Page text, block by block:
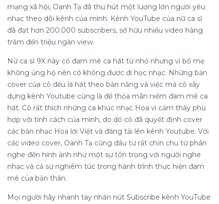
mạng xã hội, Oanh Tạ đã thu hút một lượng lớn người yêu
nhạc theo dõi kênh của mình. Kênh YouTube của nữ ca sĩ
đã đạt hơn 200.000 subscribers, sở hữu nhiều video hàng
trăm đến triệu ngàn view.
Nữ ca sĩ 9X này có đam mê ca hát từ nhỏ nhưng vì bố mẹ
không ủng hộ nên cô không được đi học nhạc. Những bản
cover của cô đều là hát theo bản năng và việc mà cô xây
dựng kênh Youtube cũng là để thỏa mãn niềm đam mê ca
hát. Cô rất thích những ca khúc nhạc Hoa vì cảm thấy phù
hợp với tính cách của mình, do dó cô đã quyết định cover
các bản nhạc Hoa lời Việt và đăng tải lên kênh Youtube. Với
các video cover, Oanh Tạ cũng đầu tư rất chỉn chu từ phần
nghe đến hình ảnh như một sự tôn trọng với người nghe
nhạc và cả sự nghiêm túc trong hành trình thực hiện đam
mê của bản thân.
Mọi người hãy nhanh tay nhấn nút Subscribe kênh YouTube